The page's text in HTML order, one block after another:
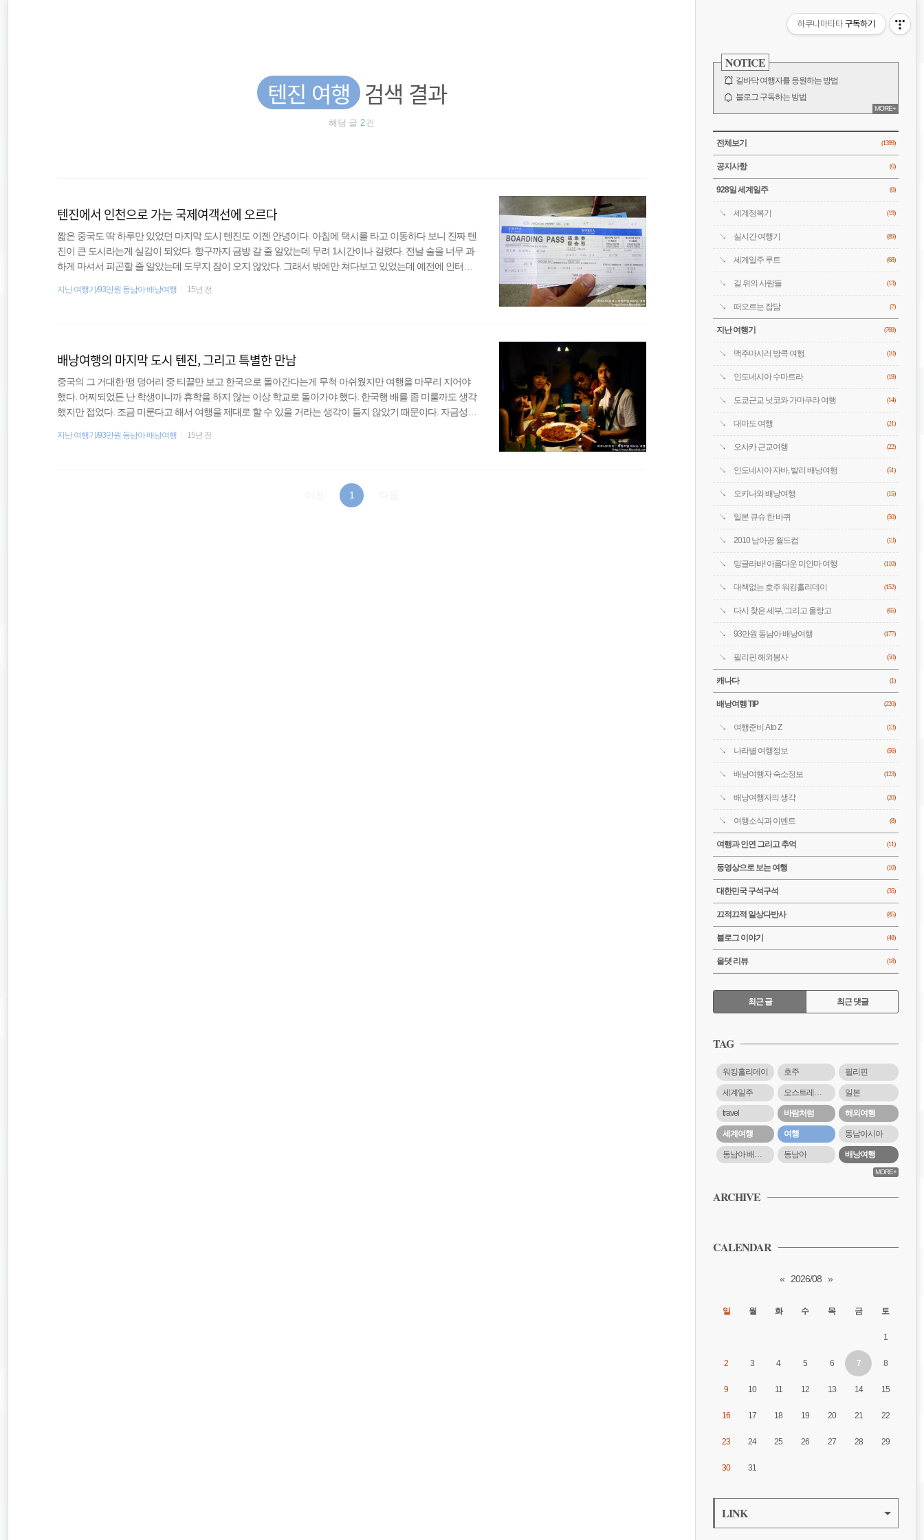
텐진 여행 검색 결과
해당 글 2건
텐진에서 인천으로 가는 국제여객선에 오르다
짧은 중국도 딱 하루만 있었던 마지막 도시 텐진도 이젠 안녕이다. 아침에 택시를 타고 이동하다 보니 진짜 텐
진이 큰 도시라는게 실감이 되었다. 항구까지 금방 갈 줄 알았는데 무려 1시간이나 걸렸다. 전날 술을 너무 과
하게 마셔서 피곤할 줄 알았는데 도무지 잠이 오지 않았다. 그래서 밖에만 쳐다보고 있었는데 예전에 인터넷
시도해보고 싶었지만 역시나 영어가 안 되는 탓에 그냥 바깥 구경만 해야 했다. 텐진 항구에 도착했다. 택시에
지난 여행기/93만원 동남아 배낭여행 15년 전
배낭여행의 마지막 도시 텐진, 그리고 특별한 만남
중국의 그 거대한 떵 덩어리 중 티끌만 보고 한국으로 돌아간다는게 무척 아쉬웠지만 여행을 마무리 지어야
했다. 어찌되었든 난 학생이니까 휴학을 하지 않는 이상 학교로 돌아가야 했다. 한국행 배를 좀 미룰까도 생각
했지만 접었다. 조금 미룬다고 해서 여행을 제대로 할 수 있을 거라는 생각이 들지 않았기 때문이다. 자금성에
게 1위안 밖에 없었기 때문에 혹시라도 베이징역까지 버스비가 2위안이면 어쩌나 걱정이 앞섰다. 우리에게
지난 여행기/93만원 동남아 배낭여행 15년 전
1
NOTICE
길바닥 여행자를 응원하는 방법
블로그 구독하는 방법
바람처럼은 누구?
전체 보기
MORE+
CATEGORY
전체보기 (1399)
공지사항 (6)
928일 세계일주 (0)
세계정복기 (19)
실시간 여행기 (89)
세계일주 루트 (68)
길 위의 사람들 (13)
떠오르는 잡담 (7)
지난 여행기 (769)
맥주마시러 방콕 여행 (10)
인도네시아 수마트라 (19)
도쿄근교 닛코와 가마쿠라 여행 (14)
대마도 여행 (21)
오사카 근교여행 (22)
인도네시아 자바, 발리 배낭여행 (51)
오키나와 배낭여행 (15)
일본 큐슈 한 바퀴 (50)
2010 남아공 월드컵 (13)
밍글라바! 아름다운 미얀마 여행 (110)
대책없는 호주 워킹홀리데이 (152)
다시 찾은 세부, 그리고 올랑고 (65)
93만원 동남아 배낭여행 (177)
필리핀 해외봉사 (50)
캐나다 (1)
배낭여행 TIP (220)
여행준비 A to Z (13)
나라별 여행정보 (56)
배낭여행자 숙소정보 (123)
배낭여행자의 생각 (20)
여행소식과 이벤트 (8)
여행과 인연 그리고 추억 (11)
동영상으로 보는 여행 (10)
대한민국 구석구석 (35)
끄적끄적 일상다반사 (85)
블로그 이야기 (48)
올댓 리뷰 (18)
RECENTLY
최근 글 최근 댓글
근
글
TAG
워킹홀리데이 호주 필리핀
세계일주 오스트레일리아 일본
travel 바람처럼 해외여행
세계여행 여행 동남아시아
동남아 배낭여행 동남아 배낭여행
MORE+
ARCHIVE
CALENDAR
« 2026/08 »
일 월 화 수 목 금 토
1
2 3 4 5 6 7 8
9 10 11 12 13 14 15
16 17 18 19 20 21 22
23 24 25 26 27 28 29
30 31
LINK
필리핀
세계일주
오스트레일리아
travel
바람처럼
하쿠나마타타 구독하기